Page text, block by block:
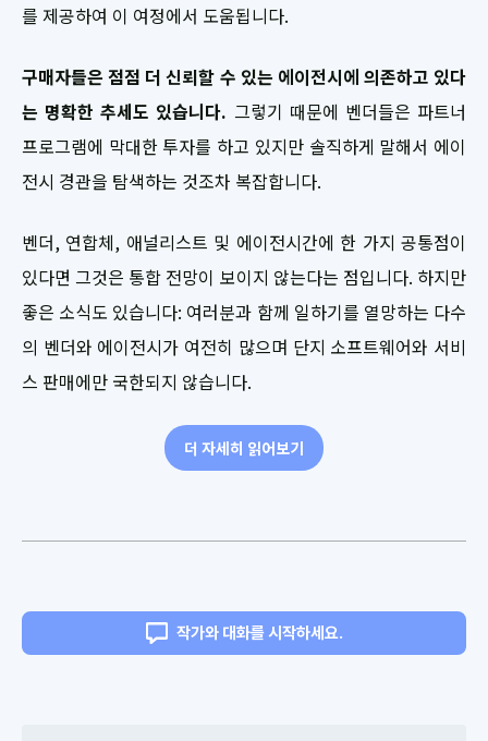
를 제공하여 이 여정에서 도움됩니다.
구매자들은 점점 더 신뢰할 수 있는 에이전시에 의존하고 있다
는 명확한 추세도 있습니다. 그렇기 때문에 벤더들은 파트너
프로그램에 막대한 투자를 하고 있지만 솔직하게 말해서 에이
전시 경관을 탐색하는 것조차 복잡합니다.
벤더, 연합체, 애널리스트 및 에이전시간에 한 가지 공통점이
있다면 그것은 통합 전망이 보이지 않는다는 점입니다. 하지만
좋은 소식도 있습니다: 여러분과 함께 일하기를 열망하는 다수
의 벤더와 에이전시가 여전히 많으며 단지 소프트웨어와 서비
스 판매에만 국한되지 않습니다.
더 자세히 읽어보기
작가와 대화를 시작하세요.